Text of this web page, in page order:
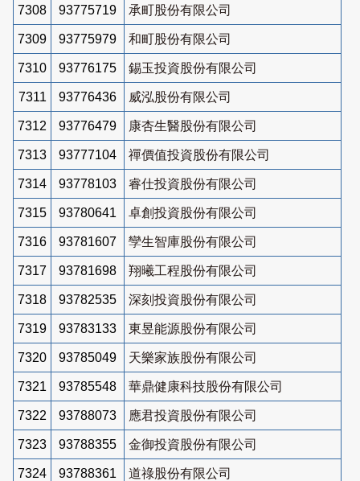
7308 93775719 承町股份有限公司
7309 93775979 和町股份有限公司
7310 93776175 錫玉投資股份有限公司
7311 93776436 威泓股份有限公司
7312 93776479 康杏生醫股份有限公司
7313 93777104 禪價值投資股份有限公司
7314 93778103 睿仕投資股份有限公司
7315 93780641 卓創投資股份有限公司
7316 93781607 孿生智庫股份有限公司
7317 93781698 翔曦工程股份有限公司
7318 93782535 深刻投資股份有限公司
7319 93783133 東昱能源股份有限公司
7320 93785049 天樂家族股份有限公司
7321 93785548 華鼎健康科技股份有限公司
7322 93788073 應君投資股份有限公司
7323 93788355 金御投資股份有限公司
7324 93788361 道祿股份有限公司